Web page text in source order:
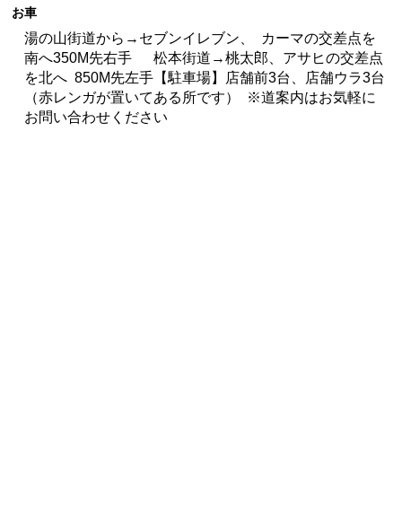
お車
湯の山街道から→セブンイレブン、 カーマの交差点を
南へ350M先右手 松本街道→桃太郎、アサヒの交差点
を北へ 850M先左手【駐車場】店舗前3台、店舗ウラ3台
（赤レンガが置いてある所です） ※道案内はお気軽に
お問い合わせください